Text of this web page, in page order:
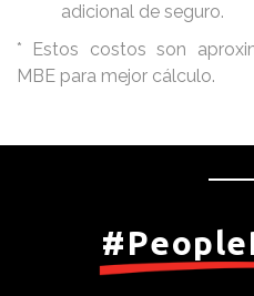
adicional de seguro.
* Estos costos son
MBE para mejor cálculo.